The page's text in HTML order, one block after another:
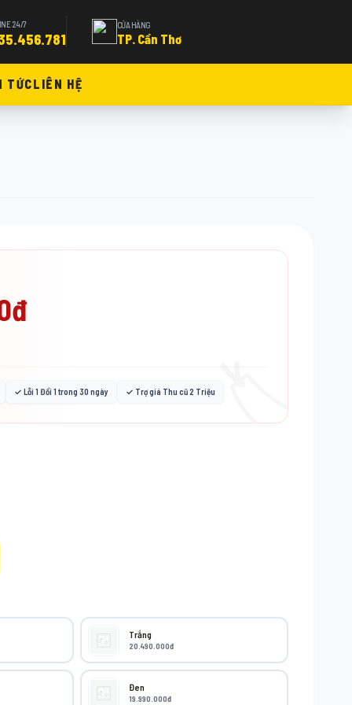
24/7 CỬA HÀNG
TP. Cần Thơ
TỨCLIÊN HỆ
🏷️
✓ Lỗi 1 Đổi 1 trong 30 ngày ✓ Trợ giá Thu cũ 2 Triệu
Trắng
20.490.000đ
Đen
19.990.000đ